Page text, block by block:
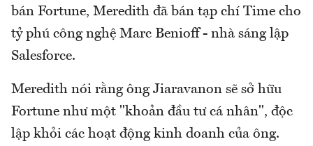
bán Fortune, Meredith đã bán tạp chí Time cho
tỷ phú công nghệ Marc Benioff - nhà sáng lập
Salesforce.
Meredith nói rằng ông Jiaravanon sẽ sở hữu
Fortune như một "khoản đầu tư cá nhân", độc
lập khỏi các hoạt động kinh doanh của ông.